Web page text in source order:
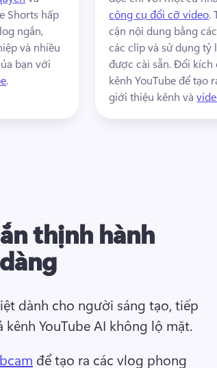
Shorts hấp
ngắn,
và nhiều
bạn với
.
công cụ đổi cỡ video.
cận nội dung bằng
các clip và sử dụng tỷ
được cài sẵn. Đổi kích
kênh YouTube để tạo
giới thiệu kênh và
thịnh hành
dành cho người sáng tạo, tiếp
YouTube AI không lộ mặt.
để tạo ra các vlog phong